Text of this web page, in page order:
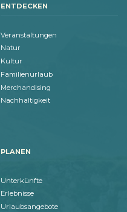
ENTDECKEN
Veranstaltungen
Natur
Kultur
Familienurlaub
Merchandising
Nachhaltigkeit
PLANEN
Unterkünfte
Erlebnisse
Urlaubsangebote